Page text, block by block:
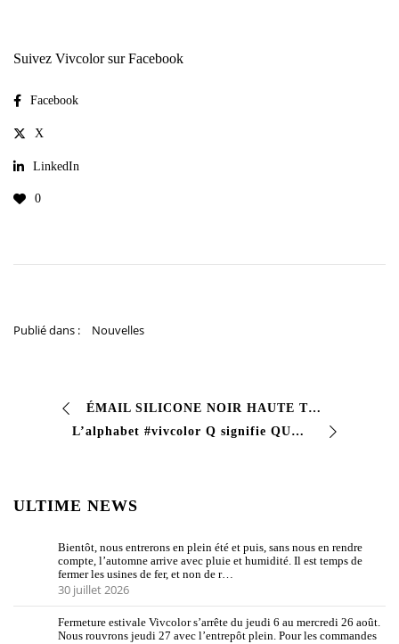
Suivez Vivcolor sur Facebook
Facebook
X
LinkedIn
0
Publié dans : Nouvelles
ÉMAIL SILICONE NOIR HAUTE TEMPÉRATURE peinture silicone noire max 600°C Peinture silicone monocomposant avec une excellente résistance aux températures …
L’alphabet #vivcolor Q signifie QUV TEST Test qui est utilisé dans le domaine des peintures pour recréer le vieillissement dû à des facteurs ext…
ULTIME NEWS
Bientôt, nous entrerons en plein été et puis, sans nous en rendre
compte, l’automne arrive avec pluie et humidité. Il est temps de
fermer les usines de fer, et non de r…
30 juillet 2026
Fermeture estivale Vivcolor s’arrête du jeudi 6 au mercredi 26 août.
Nous rouvrons jeudi 27 avec l’entrepôt plein. Pour les commandes